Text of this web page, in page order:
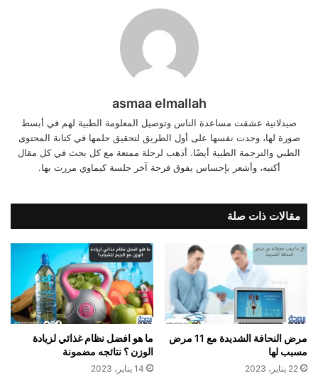
asmaa elmallah
صيدلانية عشقت مساعدة الناس وتوصيل المعلومة الطبية لهم في أبسط
صورة لها، وجدت نفسها على أول الطريق لتحقيق حلمها في كتابة المحتوى
الطبي والترجمة الطبية أيضًا. أذهب لرحلة ممتعة مع كل بحث في كل مقال
أكتبه، وأشعر بإحساس يفوق فرحة آخر جلسة كيماوي مررت بها.
مقالات ذات صلة
مرض النحافة الشديدة مع 11 مرض
مسبب لها
22 يناير، 2023
ما هو افضل نظام غذائي لزيادة
الوزن ؟ نتائجه مضمونة
14 يناير، 2023